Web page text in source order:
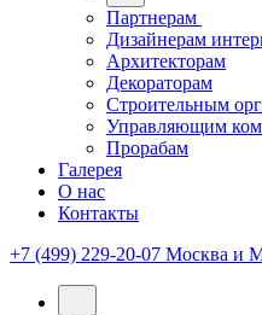
Партнерам
Дизайнерам
Архитекторам
Декораторам
Строительным
Управляющим
Прорабам
Галерея
О нас
Контакты
+7 (499) 229-20-07 Москва и